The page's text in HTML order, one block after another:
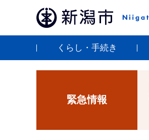
ペ
くらし・手続き
緊急情報